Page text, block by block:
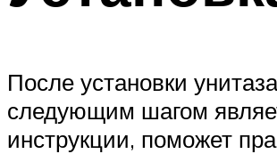
После установки
следующим шагом
инструкции, поможет